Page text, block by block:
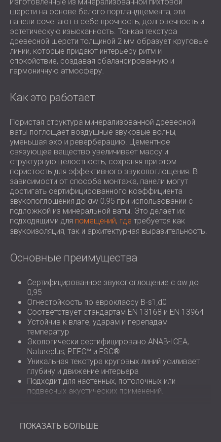
шерсти на основе белого портландцемента, эти
панели сочетают в себе прочность, долговечность и
эстетическую изысканность. Тонкая текстура
древесной шерсти толщиной 2 мм образует круговые
линии, которые придают интерьеру ритм и
спокойствие, создавая сбалансированную и
гармоничную атмосферу.
Как это работает
Пористая структура минерализованной древесной
ваты поглощает воздушные звуковые волны,
уменьшая эхо и реверберацию. Цементное
связующее вещество увеличивает массу и
структурную целостность, сохраняя при этом
пористость для эффективного звукопоглощения. В
зависимости от способа монтажа, панели могут
достигать сертифицированного коэффициента
звукопоглощения до αw 0,95 при использовании с
подложкой из минеральной ваты. Это делает их
подходящими для помещений, где требуется как
звукоизоляция, так и архитектурная выразительность.
Основные преимущества
Сертифицированное звукопоглощение с αw до
0,95
Огнестойкость по евроклассу B-s1,d0
Соответствует стандартам EN 13168 и EN 13964
Устойчив к влаге, ударам и перепадам
температур
Экологически сертифицировано ANAB-ICEA,
Natureplus, PEFC™ и FSC®
Уникальная текстура круговых линий усиливает
глубину и движение интерьера
Подходит для настенных, потолочных или
подвесных акустических применений.
ПОКАЗАТЬ БОЛЬШЕ